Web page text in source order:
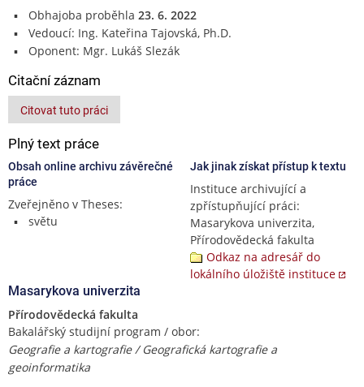
Obhajoba proběhla 23. 6. 2022
Vedoucí: Ing. Kateřina Tajovská, Ph.D.
Oponent: Mgr. Lukáš Slezák
Citační záznam
Citovat tuto práci
Plný text práce
Obsah online archivu závěrečné
práce
Zveřejněno v Theses:
světu
Jak jinak získat přístup k textu
Instituce archivující a
zpřístupňující práci:
Masarykova univerzita,
Přírodovědecká fakulta
Odkaz na adresář do
lokálního úložiště instituce
Masarykova univerzita
Přírodovědecká fakulta
Bakalářský studijní program / obor:
Geografie a kartografie / Geografická kartografie a
geoinformatika